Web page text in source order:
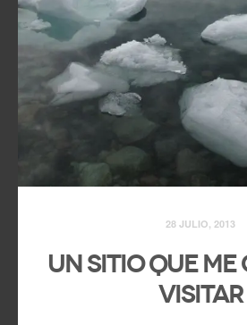
28 JULIO, 2013
Un sitio que
visitar